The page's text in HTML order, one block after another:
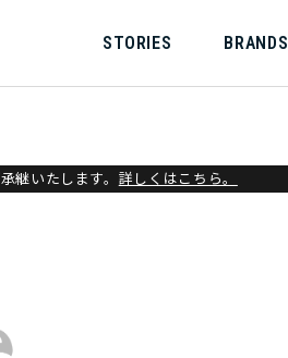
STORIES BRANDS
継いたします。 詳しくはこちら。